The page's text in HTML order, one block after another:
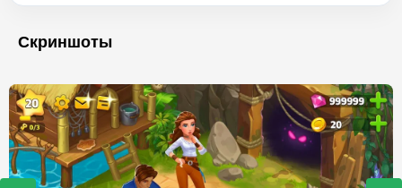
Скриншоты